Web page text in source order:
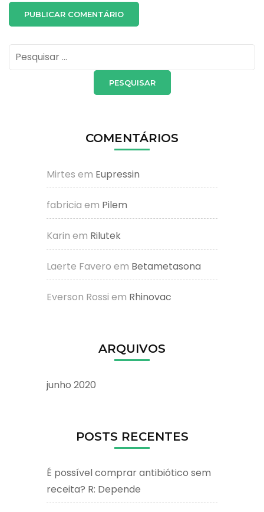
Pesquisar
por:
COMENTÁRIOS
Mirtes em Eupressin
fabricia em Pilem
Karin em Rilutek
Laerte Favero em Betametasona
Everson Rossi em Rhinovac
ARQUIVOS
junho 2020
POSTS RECENTES
É possível comprar antibiótico sem
receita? R: Depende